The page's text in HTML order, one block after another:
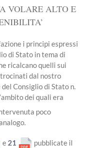
VOLARE ALTO E
i principi espressi
di Stato in tema di
ricalcano quelli sui
dal nostro
Consiglio di Stato n.
dei quali era
poco
e 21
pubblicate il